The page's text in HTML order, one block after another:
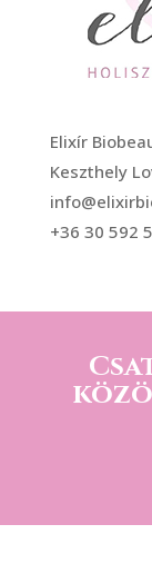
Elixír
Keszthely
+36 30 592